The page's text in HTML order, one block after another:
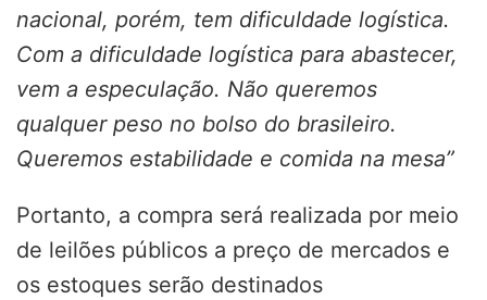
nacional, porém, tem dificuldade logística.
Com a dificuldade logística para abastecer,
vem a especulação. Não queremos
qualquer peso no bolso do brasileiro.
Queremos estabilidade e comida na mesa”
Portanto, a compra será realizada por meio
de leilões públicos a preço de mercados e
os estoques serão destinados